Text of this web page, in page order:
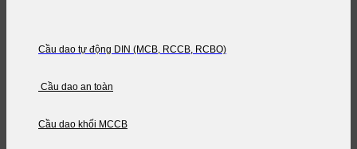
Cầu dao tự động DIN (MCB, RCCB, RCBO)
Cầu dao an toàn
Cầu dao khối MCCB